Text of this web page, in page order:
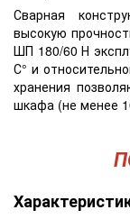
Сварная
высокую
ШП 180/60 Н
С° и
хранения
шкафа (не менее